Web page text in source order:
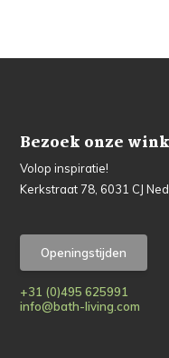
Bezoek onze
Volop inspiratie!
Kerkstraat 78, 6031 CJ
Openingstijden
+31 (0)495 625991
info@bath-living.com